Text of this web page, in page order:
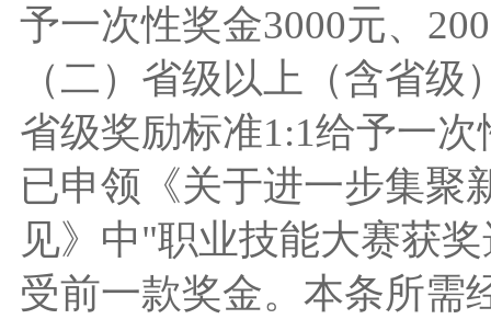
予一次性奖金3000元、
（二）省级以上（含省
省级奖励标准1:1给予一
已申领《关于进一步集聚
见》中"职业技能大赛获
受前一款奖金。本条所需